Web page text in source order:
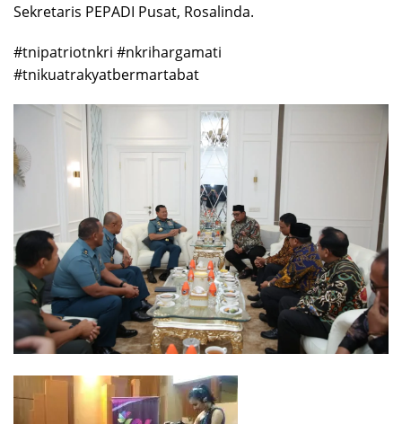
Sekretaris PEPADI Pusat, Rosalinda.
#tnipatriotnkri #nkrihargamati
#tnikuatrakyatbermartabat